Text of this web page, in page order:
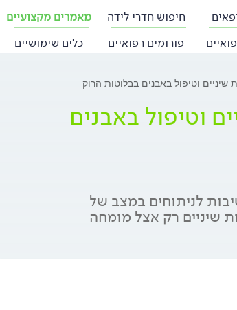
חיפוש חדרי לידה מאמרים מקצועיים
פורומים רפואיים כלים שימושיים
וטיפול באבנים בבלוטות הרוק
וטיפול באבנים
לניתוחים במצב של
שיניים רק אצל מומחה